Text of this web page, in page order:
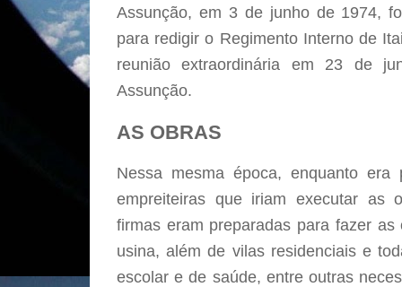
Assunção, em 3 de junho de 1974,
para redigir o Regimento Interno de
reunião extraordinária em 23 de
Assunção.
AS OBRAS
Nessa mesma época, enquanto era
empreiteiras que iriam executar as
firmas eram preparadas para fazer
usina, além de vilas residenciais e
escolar e de saúde, entre outras